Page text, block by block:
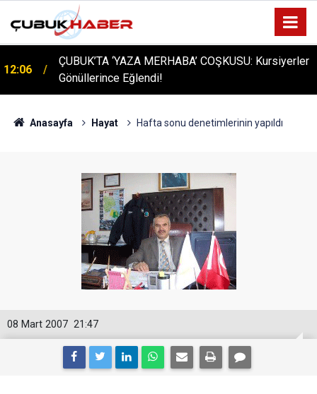
12:06
ÇUBUK’TA ‘YAZA MERHABA’ COŞKUSU: Kursiyerler
Gönüllerince Eğlendi!
Anasayfa Hayat Hafta sonu denetimlerinin yapıldı
21:47
08 Mart 2007